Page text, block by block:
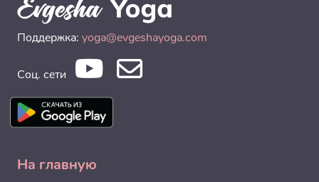
Поддержка: yoga@evgeshayoga.com
Соц. сети
На главную